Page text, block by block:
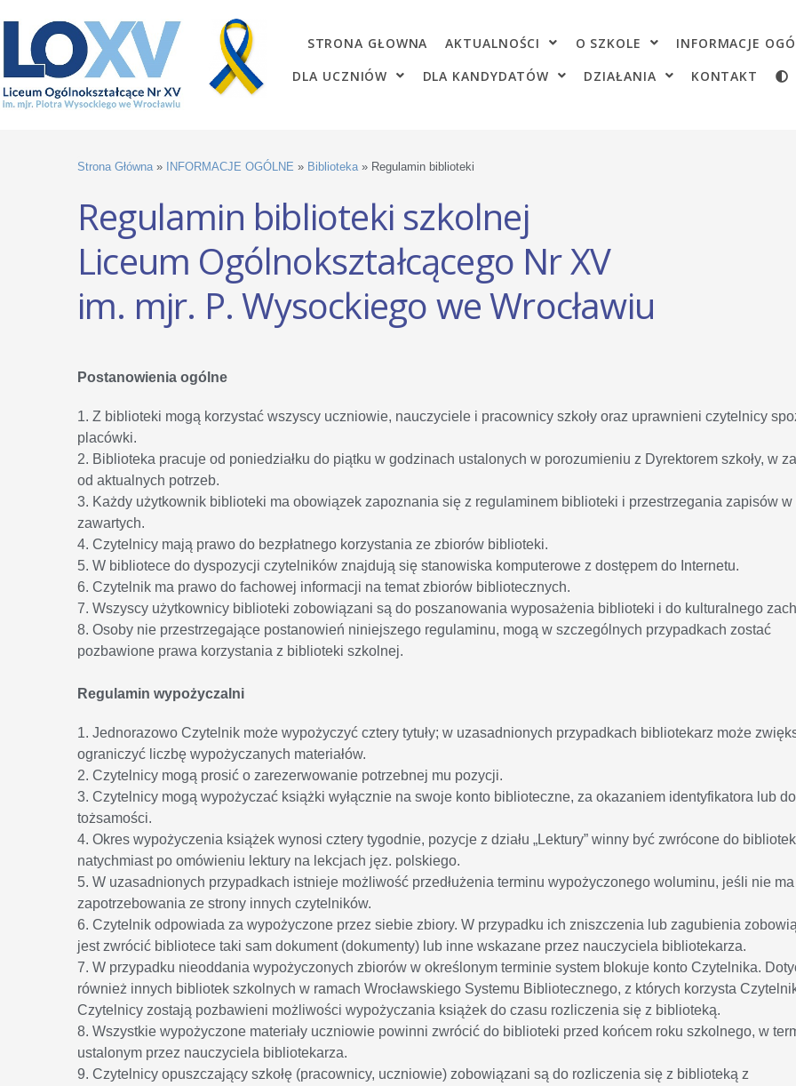
STRONA GŁOWNA AKTUALNOŚCI O SZKOLE INFORMACJE
DLA UCZNIÓW
DLA KANDYDATÓW DZIAŁANIA KONTAKT
Strona Główna » INFORMACJE OGÓLNE » Biblioteka » Regulamin biblioteki
Regulamin biblioteki szkolnej
Liceum Ogólnokształcącego Nr XV
im. mjr. P. Wysockiego we Wrocławiu
Postanowienia ogólne
1. Z biblioteki mogą korzystać wszyscy uczniowie, nauczyciele i pracownicy szkoły oraz uprawnieni czytelnicy
placówki.
2. Biblioteka pracuje od poniedziałku do piątku w godzinach ustalonych w porozumieniu z Dyrektorem szkoły, w
od aktualnych potrzeb.
3. Każdy użytkownik biblioteki ma obowiązek zapoznania się z regulaminem biblioteki i przestrzegania zapisów w
zawartych.
4. Czytelnicy mają prawo do bezpłatnego korzystania ze zbiorów biblioteki.
5. W bibliotece do dyspozycji czytelników znajdują się stanowiska komputerowe z dostępem do Internetu.
6. Czytelnik ma prawo do fachowej informacji na temat zbiorów bibliotecznych.
7. Wszyscy użytkownicy biblioteki zobowiązani są do poszanowania wyposażenia biblioteki i do kulturalnego
8. Osoby nie przestrzegające postanowień niniejszego regulaminu, mogą w szczególnych przypadkach zostać
pozbawione prawa korzystania z biblioteki szkolnej.
Regulamin wypożyczalni
1. Jednorazowo Czytelnik może wypożyczyć cztery tytuły; w uzasadnionych przypadkach bibliotekarz może
ograniczyć liczbę wypożyczanych materiałów.
2. Czytelnicy mogą prosić o zarezerwowanie potrzebnej mu pozycji.
3. Czytelnicy mogą wypożyczać książki wyłącznie na swoje konto biblioteczne, za okazaniem identyfikatora lub
tożsamości.
4. Okres wypożyczenia książek wynosi cztery tygodnie, pozycje z działu „Lektury” winny być zwrócone do
natychmiast po omówieniu lektury na lekcjach jęz. polskiego.
5. W uzasadnionych przypadkach istnieje możliwość przedłużenia terminu wypożyczonego woluminu, jeśli nie ma
zapotrzebowania ze strony innych czytelników.
6. Czytelnik odpowiada za wypożyczone przez siebie zbiory. W przypadku ich zniszczenia lub zagubienia
jest zwrócić bibliotece taki sam dokument (dokumenty) lub inne wskazane przez nauczyciela bibliotekarza.
7. W przypadku nieoddania wypożyczonych zbiorów w określonym terminie system blokuje konto Czytelnika.
również innych bibliotek szkolnych w ramach Wrocławskiego Systemu Bibliotecznego, z których korzysta
Czytelnicy zostają pozbawieni możliwości wypożyczania książek do czasu rozliczenia się z biblioteką.
8. Wszystkie wypożyczone materiały uczniowie powinni zwrócić do biblioteki przed końcem roku szkolnego, w
ustalonym przez nauczyciela bibliotekarza.
9. Czytelnicy opuszczający szkołę (pracownicy, uczniowie) zobowiązani są do rozliczenia się z biblioteką z